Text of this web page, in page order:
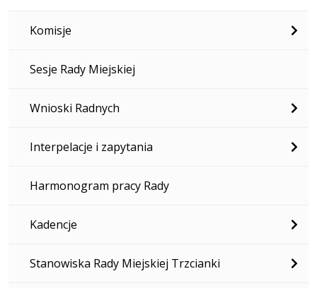
Komisje
Sesje Rady Miejskiej
Wnioski Radnych
Interpelacje i zapytania
Harmonogram pracy Rady
Kadencje
Stanowiska Rady Miejskiej Trzcianki